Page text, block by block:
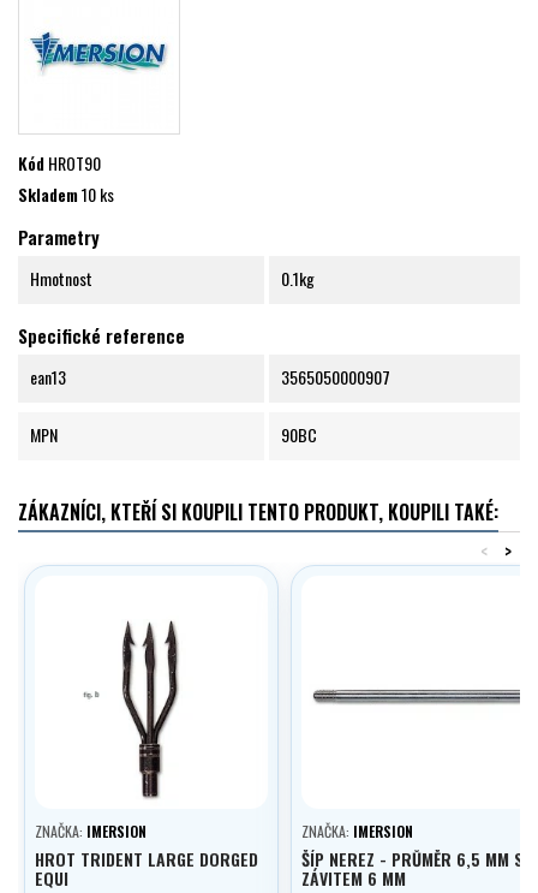
KódHROT90
Skladem10 ks
Parametry
Hmotnost 0.1kg
Specifické reference
ean13 3565050000907
MPN 90BC
ZÁKAZNÍCI, KTEŘÍ SI KOUPILI TENTO PRODUKT, KOUPILI TAKÉ:
>
<
ZNAČKA: IMERSION
HROT TRIDENT LARGE DORGED
EQUI
ZNAČKA: IMERSION
ŠÍP NEREZ - PRŮMĚR 6,5 MM SE
ZÁVITEM 6 MM